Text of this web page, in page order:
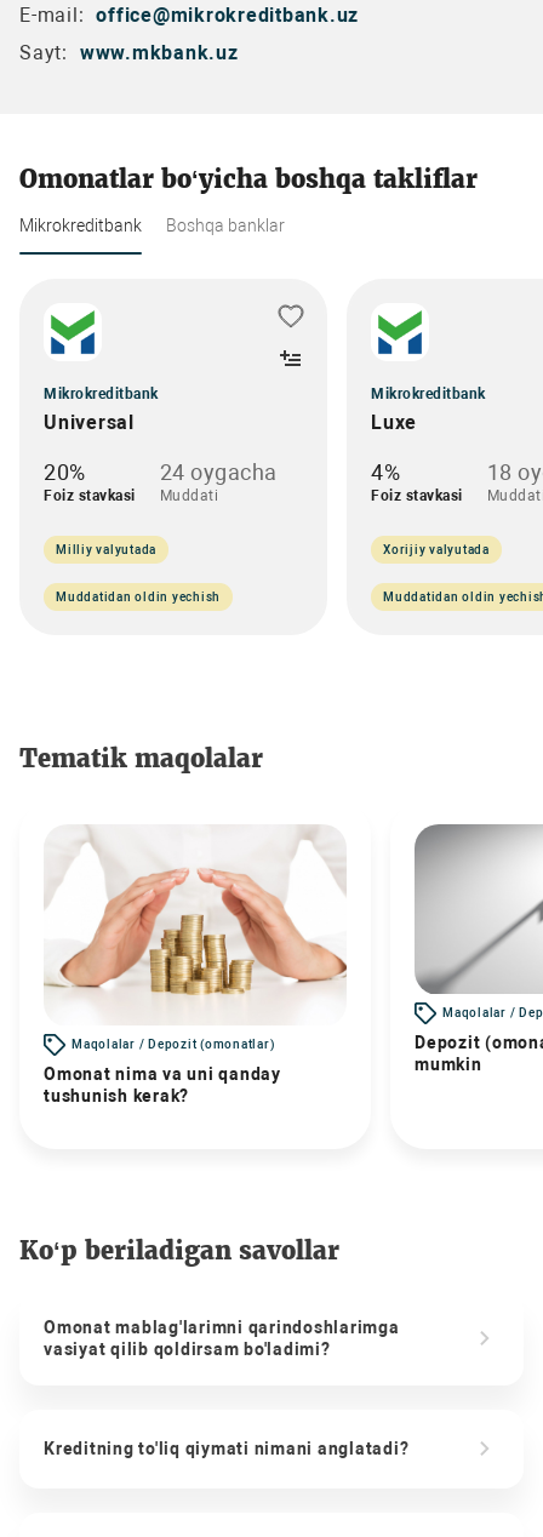
E-mail: office@mikrokreditbank.uz
Sayt:
www.mkbank.uz
Omonatlar bo‘yicha boshqa takliflar
Mikrokreditbank Boshqa banklar
Mikrokreditbank
Universal
20%
Foiz stavkasi
24 oygacha
Muddati
Milliy valyutada
Muddatidan oldin yechish
Mikrokreditbank
Luxe
4%
Foiz stavkasi
18
Xorijiy valyutada
Muddatidan oldin
Tematik maqolalar
Maqolalar / Depozit (omonatlar)
Omonat nima va uni qanday
tushunish kerak?
Maqolalar /
Depozit
mumkin
Ko‘p beriladigan savollar
Omonat mablag'larimni qarindoshlarimga
vasiyat qilib qoldirsam bo'ladimi?
Kreditning to'liq qiymati nimani anglatadi?